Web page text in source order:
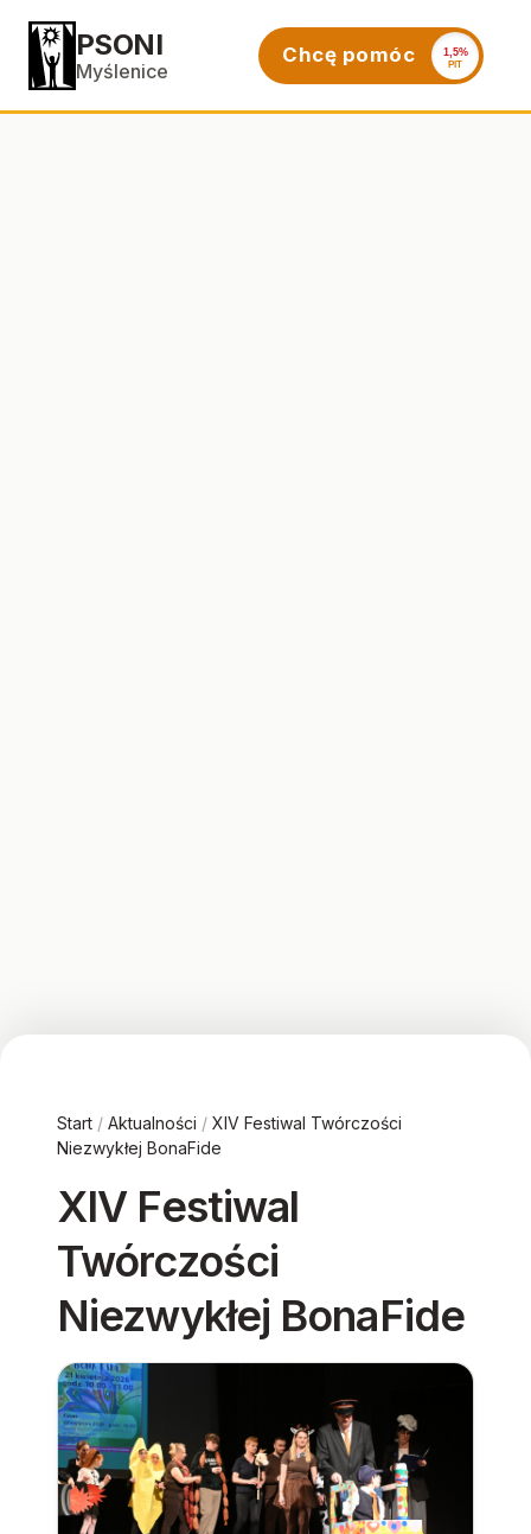
PSONI
Myślenice
Chcę pomóc 1,5%
PIT
Start / Aktualności / XIV Festiwal Twórczości
Niezwykłej BonaFide
XIV Festiwal
Twórczości
Niezwykłej BonaFide